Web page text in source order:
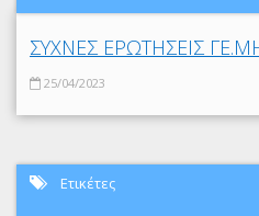
ΣΥΧΝΕΣ ΕΡΩΤΗΣΕΙΣ
25/04/2023
Ετικέτες